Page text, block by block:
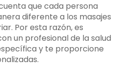
que cada persona
diferente a los masajes
Por esta razón, es
un profesional de la salud
y te proporcione